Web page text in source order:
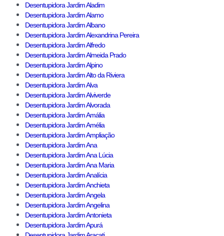
Desentupidora Jardim Aladim
Desentupidora Jardim Alamo
Desentupidora Jardim Albano
Desentupidora Jardim Alexandrina Pereira
Desentupidora Jardim Alfredo
Desentupidora Jardim Almeida Prado
Desentupidora Jardim Alpino
Desentupidora Jardim Alto da Riviera
Desentupidora Jardim Alva
Desentupidora Jardim Alviverde
Desentupidora Jardim Alvorada
Desentupidora Jardim Amália
Desentupidora Jardim Amélia
Desentupidora Jardim Ampliação
Desentupidora Jardim Ana
Desentupidora Jardim Ana Lúcia
Desentupidora Jardim Ana Maria
Desentupidora Jardim Analícia
Desentupidora Jardim Anchieta
Desentupidora Jardim Angela
Desentupidora Jardim Angelina
Desentupidora Jardim Antonieta
Desentupidora Jardim Apurá